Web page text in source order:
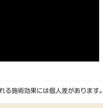
る施術効果には個人差があります。